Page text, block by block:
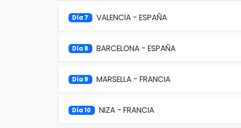
Día 7 VALENCIA - ESPAÑA
Día 8 BARCELONA - ESPAÑA
Día 9 MARSELLA - FRANCIA
Día 10 NIZA - FRANCIA